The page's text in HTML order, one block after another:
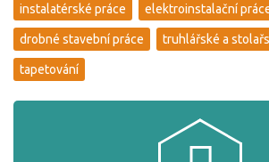
instalatérské práce elektroinstalační
drobné stavební práce truhlářské a
tapetování